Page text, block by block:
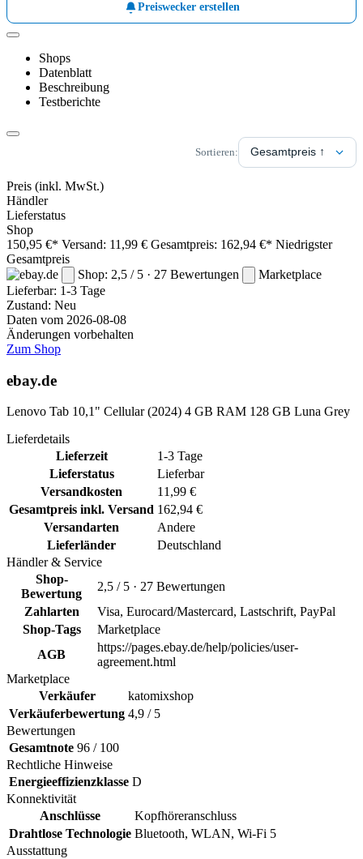
Preiswecker erstellen
Shops
Datenblatt
Beschreibung
Testberichte
Sortieren:
Preis (inkl. MwSt.)
Händler
Lieferstatus
Shop
150,95 €* Versand: 11,99 € Gesamtpreis: 162,94 €* Niedrigster
Gesamtpreis
Shop: 2,5 / 5 · 27 Bewertungen
Marketplace
Lieferbar: 1-3 Tage
Zustand: Neu
Daten vom 2026-08-08
Änderungen vorbehalten
Zum Shop
ebay.de
Lenovo Tab 10,1" Cellular (2024) 4 GB RAM 128 GB Luna Grey
Lieferdetails
Lieferzeit
1-3 Tage
Lieferstatus
Lieferbar
Versandkosten
11,99 €
Gesamtpreis inkl. Versand 162,94 €
Versandarten
Andere
Lieferländer
Deutschland
Händler & Service
Shop-
Bewertung
2,5 / 5 · 27 Bewertungen
Zahlarten
Visa, Eurocard/Mastercard, Lastschrift, PayPal
Shop-Tags
Marketplace
AGB
https://pages.ebay.de/help/policies/user-
agreement.html
Marketplace
Verkäufer
katomixshop
Verkäuferbewertung 4,9 / 5
Bewertungen
Gesamtnote 96 / 100
Rechtliche Hinweise
Energieeffizienzklasse D
Konnektivität
Anschlüsse
Kopfhöreranschluss
Drahtlose Technologie Bluetooth, WLAN, Wi-Fi 5
Ausstattung